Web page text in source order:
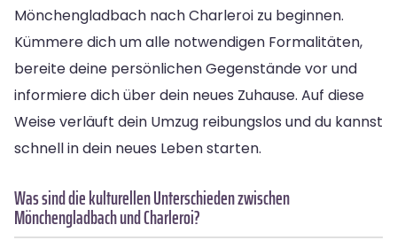
Mönchengladbach nach Charleroi zu beginnen.
Kümmere dich um alle notwendigen Formalitäten,
bereite deine persönlichen Gegenstände vor und
informiere dich über dein neues Zuhause. Auf diese
Weise verläuft dein Umzug reibungslos und du kannst
schnell in dein neues Leben starten.
Was sind die kulturellen Unterschieden zwischen
Mönchengladbach und Charleroi?